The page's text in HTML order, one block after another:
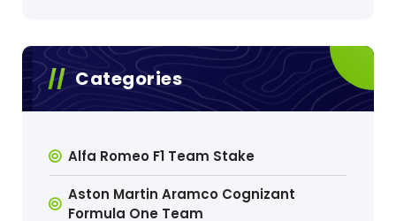
Categories
Alfa Romeo F1 Team Stake
Aston Martin Aramco Cognizant
Formula One Team